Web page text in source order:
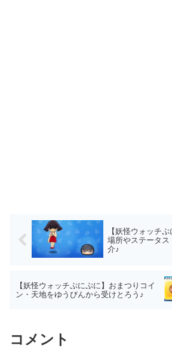
【妖怪ウォッチ
場所やステータ
介♪
【妖怪ウォッチぷにぷに】おまつりコイ
ン・天地をゆうびんから受けとろう♪
コメント